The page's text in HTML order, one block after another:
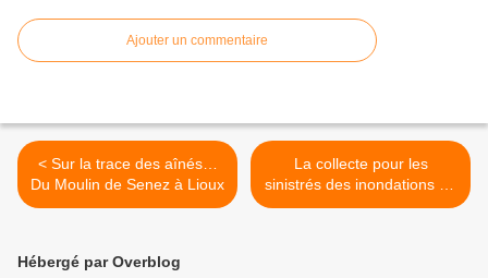
Ajouter un commentaire
< Sur la trace des aînés…
Du Moulin de Senez à Lioux
La collecte pour les
sinistrés des inondations du
3 octobre >
Hébergé par Overblog